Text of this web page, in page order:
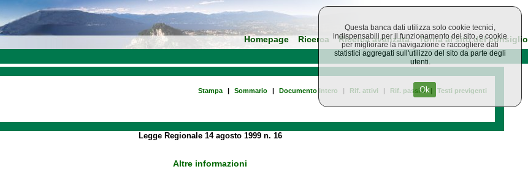
Homepage Ricerca Ricerca avanzata Torna al sito del consiglio
Stampa | Sommario | Documento Intero | Rif. attivi | Rif. passivi | Testi previgenti
Legge Regionale 14 agosto 1999 n. 16
Altre informazioni
Questa banca dati utilizza solo cookie tecnici,
indispensabili per il funzionamento del sito, e cookie
per migliorare la navigazione e raccogliere dati
statistici aggregati sull'utilizzo del sito da parte degli
utenti.
Ok